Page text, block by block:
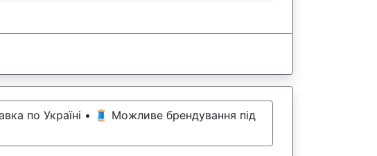
по Україні • 🧵 Можливе брендування під